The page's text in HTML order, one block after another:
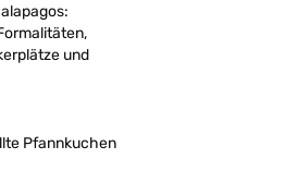
und
Pfannkuchen